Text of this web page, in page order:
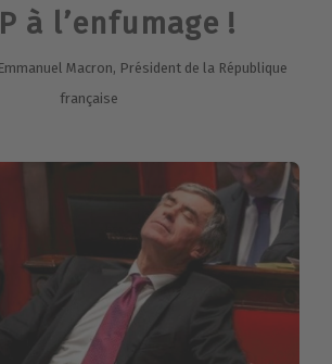
à l’enfumage !
Macron, Président de la République
française